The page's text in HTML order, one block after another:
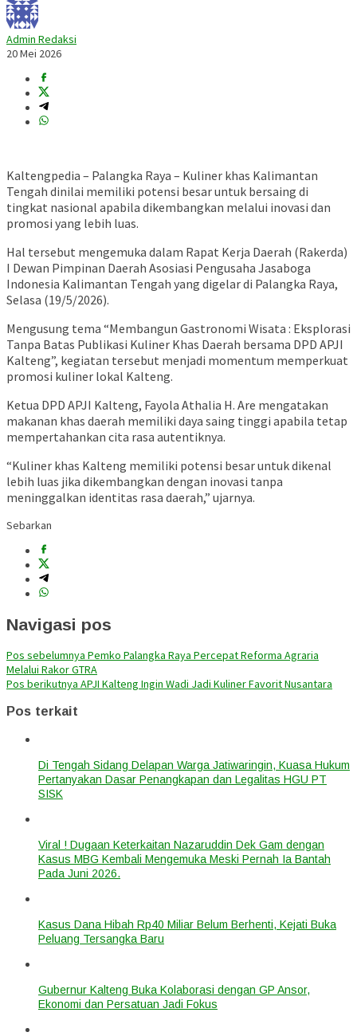
Admin Redaksi
20 Mei 2026
Kaltengpedia – Palangka Raya – Kuliner khas Kalimantan
Tengah dinilai memiliki potensi besar untuk bersaing di
tingkat nasional apabila dikembangkan melalui inovasi dan
promosi yang lebih luas.
Hal tersebut mengemuka dalam Rapat Kerja Daerah (Rakerda)
I Dewan Pimpinan Daerah Asosiasi Pengusaha Jasaboga
Indonesia Kalimantan Tengah yang digelar di Palangka Raya,
Selasa (19/5/2026).
Mengusung tema “Membangun Gastronomi Wisata : Eksplorasi
Tanpa Batas Publikasi Kuliner Khas Daerah bersama DPD APJI
Kalteng”, kegiatan tersebut menjadi momentum memperkuat
promosi kuliner lokal Kalteng.
Ketua DPD APJI Kalteng, Fayola Athalia H. Are mengatakan
makanan khas daerah memiliki daya saing tinggi apabila tetap
mempertahankan cita rasa autentiknya.
“Kuliner khas Kalteng memiliki potensi besar untuk dikenal
lebih luas jika dikembangkan dengan inovasi tanpa
meninggalkan identitas rasa daerah,” ujarnya.
Sebarkan
Navigasi pos
Pos sebelumnya Pemko Palangka Raya Percepat Reforma Agraria
Melalui Rakor GTRA
Pos berikutnya APJI Kalteng Ingin Wadi Jadi Kuliner Favorit Nusantara
Pos terkait
Di Tengah Sidang Delapan Warga Jatiwaringin, Kuasa Hukum
Pertanyakan Dasar Penangkapan dan Legalitas HGU PT
SISK
Viral ! Dugaan Keterkaitan Nazaruddin Dek Gam dengan
Kasus MBG Kembali Mengemuka Meski Pernah Ia Bantah
Pada Juni 2026.
Kasus Dana Hibah Rp40 Miliar Belum Berhenti, Kejati Buka
Peluang Tersangka Baru
Gubernur Kalteng Buka Kolaborasi dengan GP Ansor,
Ekonomi dan Persatuan Jadi Fokus